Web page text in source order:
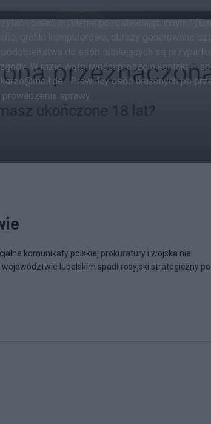
i pisać, myślenie pozostawiając innym?
grafiki komputerowe, obrazy generowane
do osób istniejących są
W razie wątpliwości proszę o kontakt –
Prawnicy osób urażonych po
sprawy.
komunikaty polskiej prokuratury i wojska nie
lubelskim spadł rosyjski strategiczny